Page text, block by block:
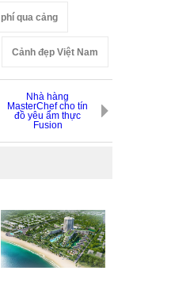
phí qua cảng
Cảnh đẹp Việt Nam
Nhà hàng
MasterChef cho tín
đồ yêu ẩm thực
Fusion